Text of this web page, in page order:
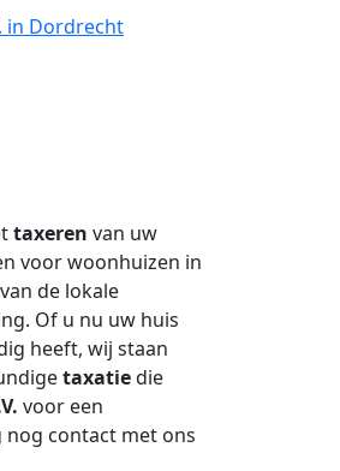
in Dordrecht
taxeren van uw
voor woonhuizen in
de lokale
Of u nu uw huis
heeft, wij staan
taxatiedie
voor een
nog contact met ons